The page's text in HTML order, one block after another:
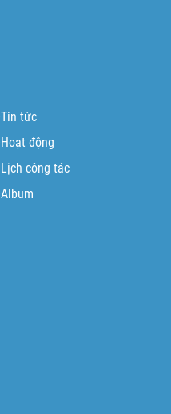
Tin tức
Hoạt động
Lịch công tác
Album